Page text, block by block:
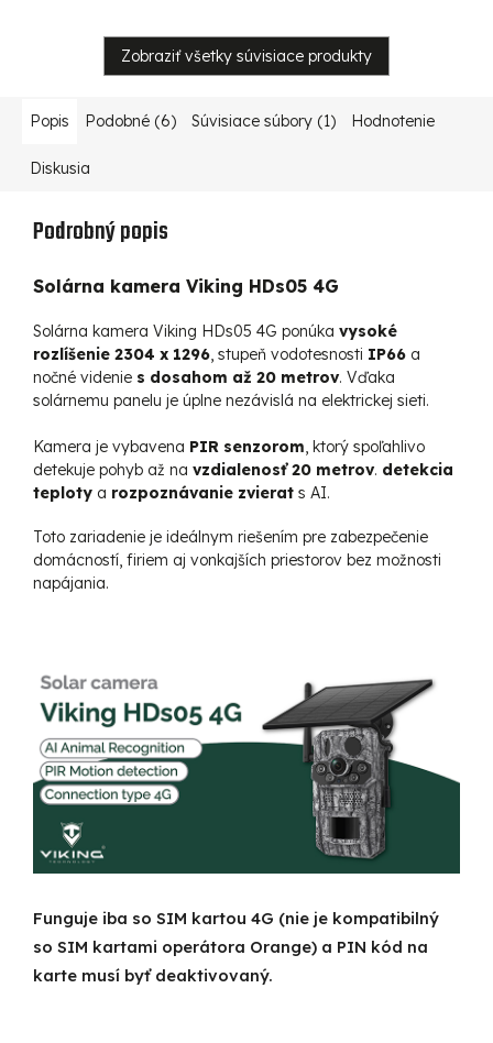
Zobraziť všetky súvisiace produkty
Popis Podobné (6) Súvisiace súbory (1) Hodnotenie
Diskusia
Podrobný popis
Solárna kamera Viking HDs05 4G
Solárna kamera Viking HDs05 4G ponúka vysoké
rozlíšenie 2304 x 1296, stupeň vodotesnosti IP66 a
nočné videnie s dosahom až 20 metrov. Vďaka
solárnemu panelu je úplne nezávislá na elektrickej sieti.
Kamera je vybavena PIR senzorom, ktorý spoľahlivo
detekuje pohyb až na vzdialenosť 20 metrov. detekcia
teploty a rozpoznávanie zvierat s AI.
Toto zariadenie je ideálnym riešením pre zabezpečenie
domácností, firiem aj vonkajších priestorov bez možnosti
napájania.
Funguje iba so SIM kartou 4G (nie je kompatibilný
so SIM kartami operátora Orange) a PIN kód na
karte musí byť deaktivovaný.